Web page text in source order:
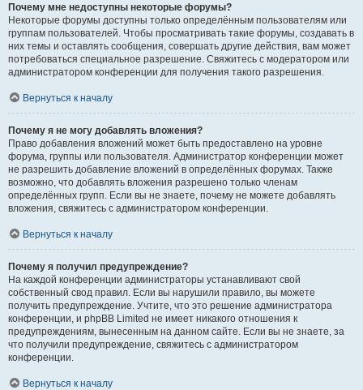
Почему мне недоступны некоторые форумы?
Некоторые форумы доступны только определённым пользователям или
группам пользователей. Чтобы просматривать такие форумы, создавать в
них темы и оставлять сообщения, совершать другие действия, вам может
потребоваться специальное разрешение. Свяжитесь с модератором или
администратором конференции для получения такого разрешения.
Вернуться к началу
Почему я не могу добавлять вложения?
Право добавления вложений может быть предоставлено на уровне
форума, группы или пользователя. Администратор конференции может
не разрешить добавление вложений в определённых форумах. Также
возможно, что добавлять вложения разрешено только членам
определённых групп. Если вы не знаете, почему не можете добавлять
вложения, свяжитесь с администратором конференции.
Вернуться к началу
Почему я получил предупреждение?
На каждой конференции администраторы устанавливают свой
собственный свод правил. Если вы нарушили правило, вы можете
получить предупреждение. Учтите, что это решение администратора
конференции, и phpBB Limited не имеет никакого отношения к
предупреждениям, вынесенным на данном сайте. Если вы не знаете, за
что получили предупреждение, свяжитесь с администратором
конференции.
Вернуться к началу